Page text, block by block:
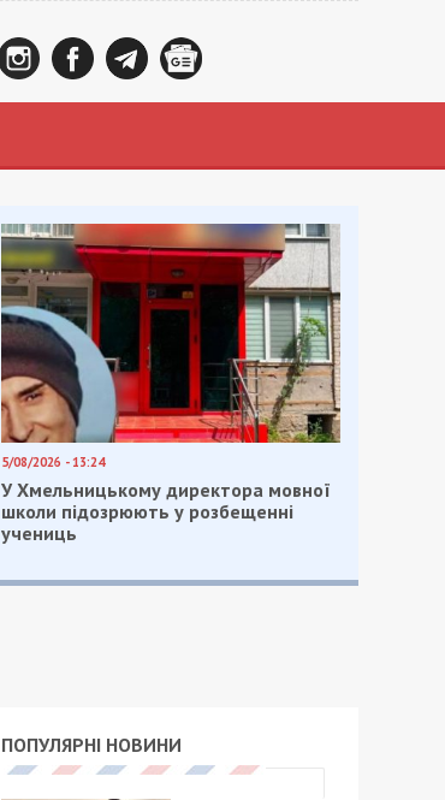
5/08/2026 - 13:24
У Хмельницькому директора мовної
школи підозрюють у розбещенні
учениць
ПОПУЛЯРНІ НОВИНИ